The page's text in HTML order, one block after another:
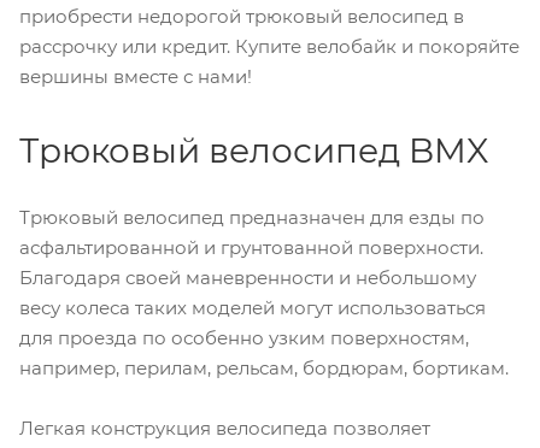
приобрести недорогой трюковый велосипед в
рассрочку или кредит. Купите велобайк и покоряйте
вершины вместе с нами!
Трюковый велосипед BMX
Трюковый велосипед предназначен для езды по
асфальтированной и грунтованной поверхности.
Благодаря своей маневренности и небольшому
весу колеса таких моделей могут использоваться
для проезда по особенно узким поверхностям,
например, перилам, рельсам, бордюрам, бортикам.
Легкая конструкция велосипеда позволяет